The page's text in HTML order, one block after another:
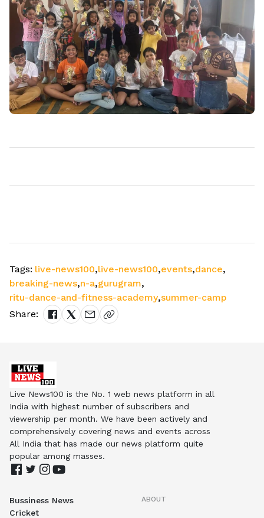
Tags: live-news100,live-news100,events,dance,
breaking-news,n-a,gurugram,
ritu-dance-and-fitness-academy,summer-camp
Share:
Live News100 is the No. 1 web news platform in all
India with highest number of subscribers and
viewership per month. We have been actively and
comprehensively covering news and events across
All India that has made our news platform quite
popular among masses.
Bussiness News
Cricket
ABOUT